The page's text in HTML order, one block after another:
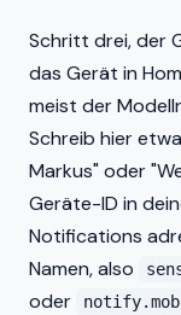
Schritt drei, der
das Gerät in
meist der
Schreib hier
Markus" oder
Geräte-ID in
Notifications
Namen, also
oder